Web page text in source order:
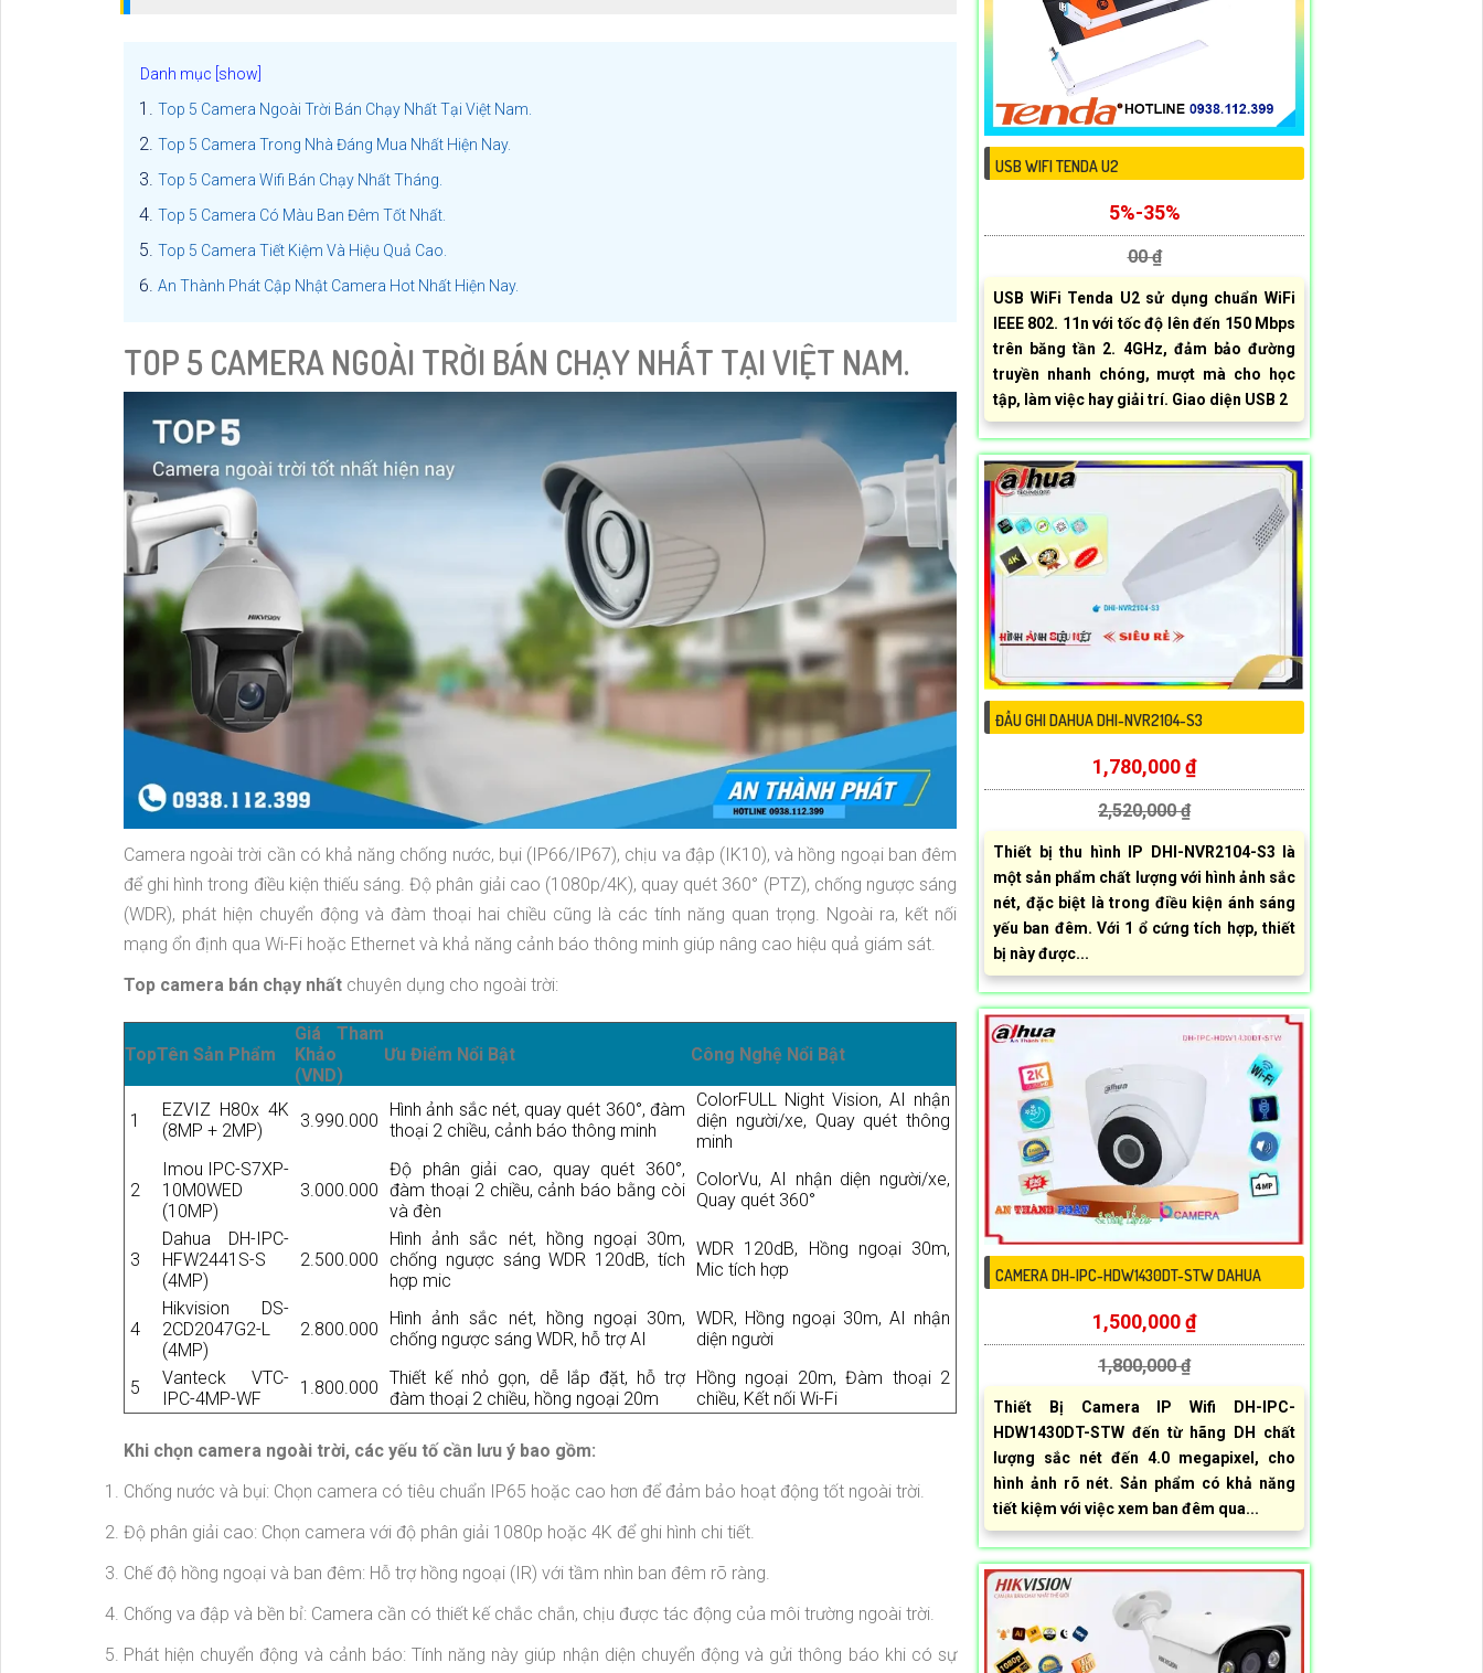
Top 5 Camera Ngoài Trời Bán Chạy Nhất Tại Việt Nam.
Top 5 Camera Trong Nhà Đáng Mua Nhất Hiện Nay.
Top 5 Camera Wifi Bán Chạy Nhất Tháng.
Top 5 Camera Có Màu Ban Đêm Tốt Nhất.
Top 5 Camera Tiết Kiệm Và Hiệu Quả Cao.
An Thành Phát Cập Nhật Camera Hot Nhất Hiện Nay.
TOP 5 CAMERA NGOÀI TRỜI BÁN CHẠY NHẤT TẠI VIỆT NAM.
Camera ngoài trời cần có khả năng chống nước, bụi (IP66/IP67), chịu va đập (IK10), và hồng ngoại ban đêm
để ghi hình trong điều kiện thiếu sáng. Độ phân giải cao (1080p/4K), quay quét 360° (PTZ), chống ngược sáng
(WDR), phát hiện chuyển động và đàm thoại hai chiều cũng là các tính năng quan trọng. Ngoài ra, kết nối
mạng ổn định qua Wi-Fi hoặc Ethernet và khả năng cảnh báo thông minh giúp nâng cao hiệu quả giám sát.
Top camera bán chạy nhất chuyên dụng cho ngoài trời:
TopTên Sản Phẩm
Giá Tham
Khảo
(VND)
Ưu Điểm Nổi Bật Công Nghệ Nổi Bật
1
EZVIZ H80x 4K
(8MP + 2MP)
3.990.000
Hình ảnh sắc nét, quay quét 360°, đàm
thoại 2 chiều, cảnh báo thông minh
ColorFULL Night Vision, AI nhận
diện người/xe, Quay quét thông
minh
2
Imou IPC-S7XP-
10M0WED
(10MP)
3.000.000
Độ phân giải cao, quay quét 360°,
đàm thoại 2 chiều, cảnh báo bằng còi
và đèn
ColorVu, AI nhận diện người/xe,
Quay quét 360°
3
Dahua DH-IPC-
HFW2441S-S
(4MP)
2.500.000
Hình ảnh sắc nét, hồng ngoại 30m,
chống ngược sáng WDR 120dB, tích
hợp mic
WDR 120dB, Hồng ngoại 30m,
Mic tích hợp
4
Hikvision DS-
2CD2047G2-L
(4MP)
2.800.000
Hình ảnh sắc nét, hồng ngoại 30m,
chống ngược sáng WDR, hỗ trợ AI
WDR, Hồng ngoại 30m, AI nhận
diện người
5
Vanteck VTC-
IPC-4MP-WF
1.800.000 Thiết kế nhỏ gọn, dễ lắp đặt, hỗ trợ
đàm thoại 2 chiều, hồng ngoại 20m
Hồng ngoại 20m, Đàm thoại 2
chiều, Kết nối Wi-Fi
Khi chọn camera ngoài trời, các yếu tố cần lưu ý bao gồm:
Chống nước và bụi: Chọn camera có tiêu chuẩn IP65 hoặc cao hơn để đảm bảo hoạt động tốt ngoài trời.
Độ phân giải cao: Chọn camera với độ phân giải 1080p hoặc 4K để ghi hình chi tiết.
Chế độ hồng ngoại và ban đêm: Hỗ trợ hồng ngoại (IR) với tầm nhìn ban đêm rõ ràng.
Chống va đập và bền bỉ: Camera cần có thiết kế chắc chắn, chịu được tác động của môi trường ngoài trời.
Phát hiện chuyển động và cảnh báo: Tính năng này giúp nhận diện chuyển động và gửi thông báo khi có sự
USB WIFI TENDA U2
5%-35%
00 ₫
USB WiFi Tenda U2 sử dụng chuẩn WiFi
IEEE 802. 11n với tốc độ lên đến 150 Mbps
trên băng tần 2. 4GHz, đảm bảo đường
truyền nhanh chóng, mượt mà cho học
tập, làm việc hay giải trí. Giao diện USB 2
ĐẦU GHI DAHUA DHI-NVR2104-S3
1,780,000 ₫
2,520,000 ₫
Thiết bị thu hình IP DHI-NVR2104-S3 là
một sản phẩm chất lượng với hình ảnh sắc
nét, đặc biệt là trong điều kiện ánh sáng
yếu ban đêm. Với 1 ổ cứng tích hợp, thiết
bị này được...
CAMERA DH-IPC-HDW1430DT-STW DAHUA
1,500,000 ₫
1,800,000 ₫
Thiết Bị Camera IP Wifi DH-IPC-
HDW1430DT-STW đến từ hãng DH chất
lượng sắc nét đến 4.0 megapixel, cho
hình ảnh rõ nét. Sản phẩm có khả năng
tiết kiệm với việc xem ban đêm qua...